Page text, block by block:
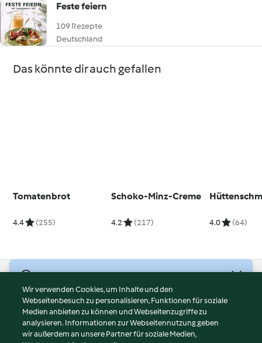
Feste feiern
109 Rezepte
Deutschland
Das könnte dir auch gefallen
Tomatenbrot
4.4 (255)
Schoko-Minz-Creme
4.2 (217) 4.0 (64)
Nutzungsbedingungen
Datenschutzrichtlinien
Disclaimer
Wir verwenden Cookies, um Inhalte und den
Webseitenbesuch zu personalisieren, Funktionen für soziale
Medien anbieten zu können und Webseitenzugriffe zu
analysieren. Informationen zur Webseitennutzung geben
wir außerdem an unsere Partner für soziale Medien,